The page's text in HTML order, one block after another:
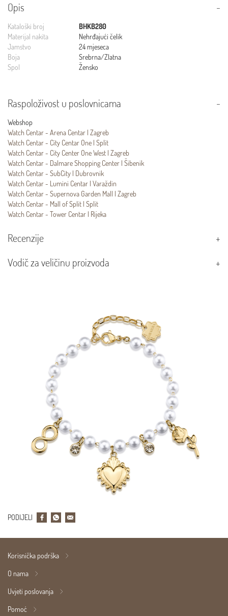
Opis
Kataloški broj
BHKB280
Materijal nakita
Nehrđajući čelik
Jamstvo
24 mjeseca
Boja
Srebrna/Zlatna
Spol
Žensko
Raspoloživost u poslovnicama
Webshop
Watch Centar - Arena Centar | Zagreb
Watch Centar - City Centar One | Split
Watch Centar - City Center One West | Zagreb
Watch Centar - Dalmare Shopping Center | Šibenik
Watch Centar - SubCity | Dubrovnik
Watch Centar - Lumini Centar | Varaždin
Watch Centar - Supernova Garden Mall | Zagreb
Watch Centar - Mall of Split | Split
Watch Centar - Tower Centar | Rijeka
Recenzije
Vodič za veličinu proizvoda
PODIJELI
Korisnička podrška
O nama
Uvjeti poslovanja
Pomoć